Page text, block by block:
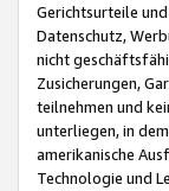
Gerichtsurteile
Datenschutz,
nicht
Zusicherungen,
teilnehmen und
unterliegen, in
amerikanische
Technologie und